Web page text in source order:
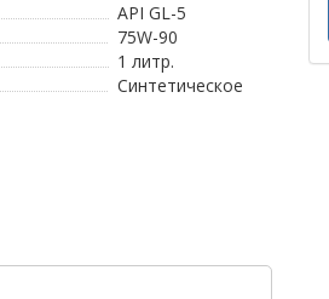
API GL-5
75W-90
1 литр.
Синтетическое